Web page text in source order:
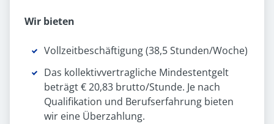
Wir bieten
Vollzeitbeschäftigung (38,5 Stunden/Woche)
Das kollektivvertragliche Mindestentgelt
beträgt € 20,83 brutto/Stunde. Je nach
Qualifikation und Berufserfahrung bieten
wir eine Überzahlung.